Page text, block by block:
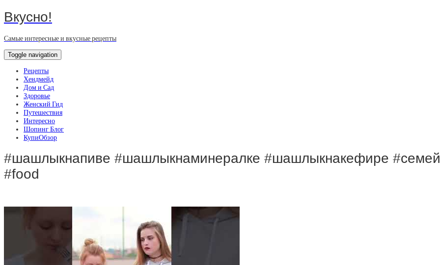
Вкусно!
Самые интересные и вкусные рецепты
Toggle navigation
Рецепты
Хендмейд
Дом и Сад
Здоровье
Женский Гид
Путешествия
Интересно
Шопинг Блог
КупиОбзор
#шашлыкнапиве #шашлыкнаминералке #шашлыкнакефире
#food